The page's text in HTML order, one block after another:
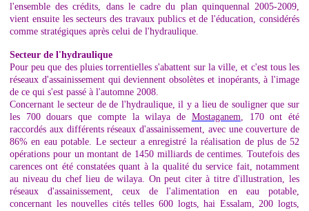
l'ensemble des crédits, dans le cadre du plan quinquennal 2005-2009,
vient ensuite les secteurs des travaux publics et de l'éducation, considérés
comme stratégiques après celui de l'hydraulique.
Secteur de l'hydraulique
Pour peu que des pluies torrentielles s'abattent sur la ville, et c'est tous les
réseaux d'assainissement qui deviennent obsolètes et inopérants, à l'image
de ce qui s'est passé à l'automne 2008.
Concernant le secteur de de l'hydraulique, il y a lieu de souligner que sur
les 700 douars que compte la wilaya de Mostaganem, 170 ont été
raccordés aux différents réseaux d'assainissement, avec une couverture de
86% en eau potable. Le secteur a enregistré la réalisation de plus de 52
opérations pour un montant de 1450 milliards de centimes. Toutefois des
carences ont été constatées quant à la qualité du service fait, notamment
au niveau du chef lieu de wilaya. On peut citer à titre d'illustration, les
réseaux d'assainissement, ceux de l'alimentation en eau potable,
concernant les nouvelles cités telles 600 logts, hai Essalam, 200 logts,